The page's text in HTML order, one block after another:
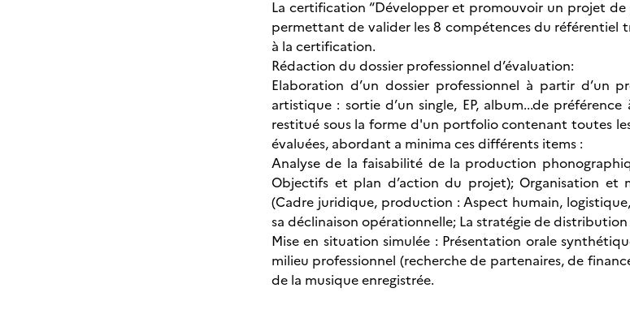
La certification “Développer et promouvoir un projet
permettant de valider les 8 compétences du référentiel
à la certification.
Rédaction du dossier professionnel d’évaluation:
Elaboration d’un dossier professionnel à partir
artistique : sortie d’un single, EP, album...de
restitué sous la forme d'un portfolio contenant toutes
évaluées, abordant a minima ces différents items :
Analyse de la faisabilité de la production
Objectifs et plan d’action du projet); Organisation
(Cadre juridique, production : Aspect humain,
sa déclinaison opérationnelle; La stratégie de
Mise en situation simulée : Présentation orale
milieu professionnel (recherche de partenaires, de
de la musique enregistrée.